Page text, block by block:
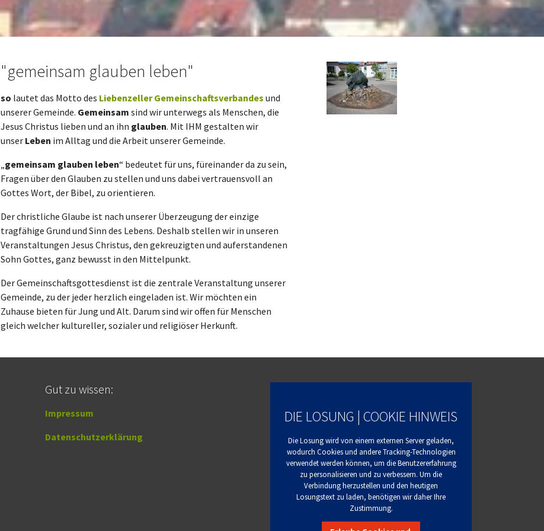
"gemeinsam glauben leben"
so lautet das Motto des Liebenzeller Gemeinschaftsverbandes und
unserer Gemeinde. Gemeinsam sind wir unterwegs als Menschen, die
Jesus Christus lieben und an ihn glauben. Mit IHM gestalten wir
unser Leben im Alltag und die Arbeit unserer Gemeinde.
„gemeinsam glauben leben“ bedeutet für uns, füreinander da zu sein,
Fragen über den Glauben zu stellen und uns dabei vertrauensvoll an
Gottes Wort, der Bibel, zu orientieren.
Der christliche Glaube ist nach unserer Überzeugung der einzige
tragfähige Grund und Sinn des Lebens. Deshalb stellen wir in unseren
Veranstaltungen Jesus Christus, den gekreuzigten und auferstandenen
Sohn Gottes, ganz bewusst in den Mittelpunkt.
Der Gemeinschaftsgottesdienst ist die zentrale Veranstaltung unserer
Gemeinde, zu der jeder herzlich eingeladen ist. Wir möchten ein
Zuhause bieten für Jung und Alt. Darum sind wir offen für Menschen
gleich welcher kultureller, sozialer und religiöser Herkunft.
Gut zu wissen:
Impressum
Datenschutzerklärung
DIE LOSUNG | COOKIE HINWEIS
Die Losung wird von einem externen Server geladen,
wodurch Cookies und andere Tracking-Technologien
verwendet werden können, um die Benutzererfahrung
zu personalisieren und zu verbessern. Um die
Verbindung herzustellen und den heutigen
Losungstext zu laden, benötigen wir daher Ihre
Zustimmung.